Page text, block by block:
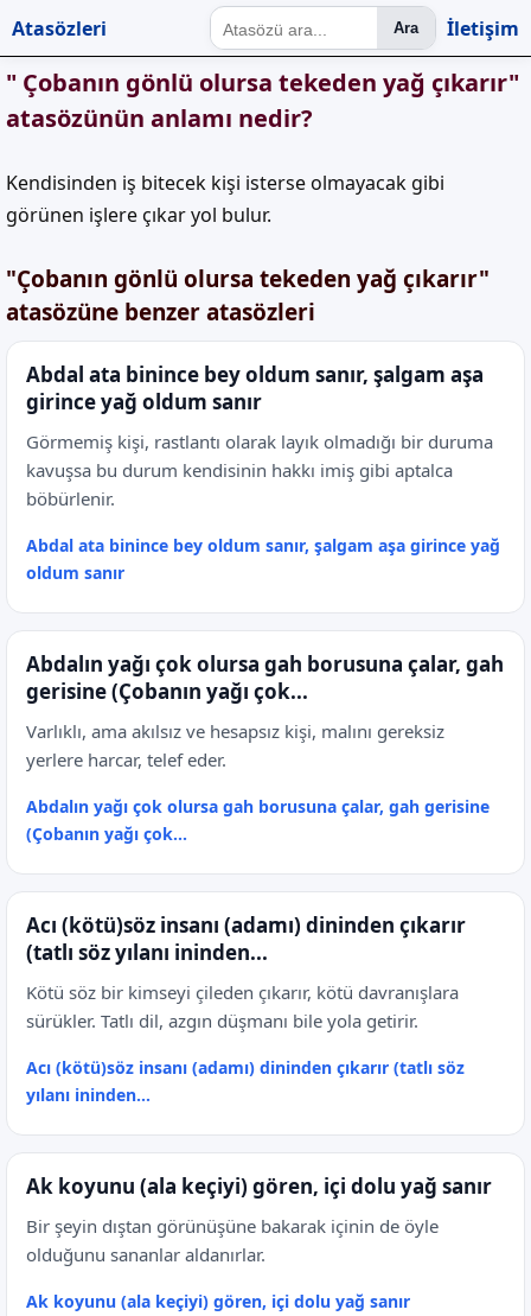
Atasözleri Ara İletişim
" Çobanın gönlü olursa tekeden yağ çıkarır"
atasözünün anlamı nedir?
Kendisinden iş bitecek kişi isterse olmayacak gibi
görünen işlere çıkar yol bulur.
"Çobanın gönlü olursa tekeden yağ çıkarır"
atasözüne benzer atasözleri
Abdal ata binince bey oldum sanır, şalgam aşa
girince yağ oldum sanır
Görmemiş kişi, rastlantı olarak layık olmadığı bir duruma
kavuşsa bu durum kendisinin hakkı imiş gibi aptalca
böbürlenir.
Abdal ata binince bey oldum sanır, şalgam aşa girince yağ
oldum sanır
Abdalın yağı çok olursa gah borusuna çalar, gah
gerisine (Çobanın yağı çok...
Varlıklı, ama akılsız ve hesapsız kişi, malını gereksiz
yerlere harcar, telef eder.
Abdalın yağı çok olursa gah borusuna çalar, gah gerisine
(Çobanın yağı çok...
Acı (kötü)söz insanı (adamı) dininden çıkarır
(tatlı söz yılanı ininden...
Kötü söz bir kimseyi çileden çıkarır, kötü davranışlara
sürükler. Tatlı dil, azgın düşmanı bile yola getirir.
Acı (kötü)söz insanı (adamı) dininden çıkarır (tatlı söz
yılanı ininden...
Ak koyunu (ala keçiyi) gören, içi dolu yağ sanır
Bir şeyin dıştan görünüşüne bakarak içinin de öyle
olduğunu sananlar aldanırlar.
Ak koyunu (ala keçiyi) gören, içi dolu yağ sanır